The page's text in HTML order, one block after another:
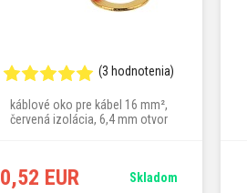
(3 hodnotenia)
káblové oko pre kábel 16 mm²,
červená izolácia, 6,4 mm otvor
0,52 EUR Skladom